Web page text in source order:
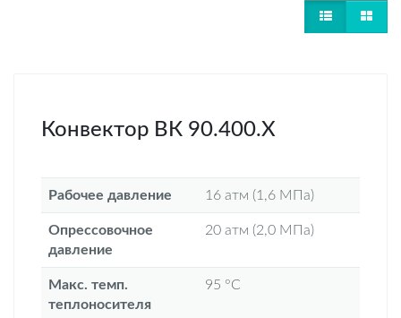
Конвектор ВК 90.400.X
Рабочее давление 16 атм (1,6 МПа)
Опрессовочное
давление
20 атм (2,0 МПа)
Макс. темп.
теплоносителя
95 °С